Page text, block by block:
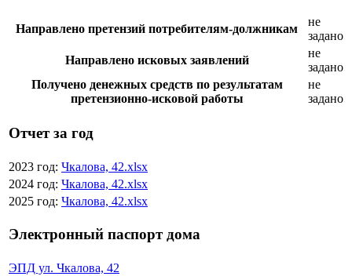
Направлено претензий потребителям-должникам
не
задано
Направлено исковых заявлений
не
задано
Получено денежных средств по результатам
претензионно-исковой работы
не
задано
Отчет за год
2023 год: Чкалова, 42.xlsx
2024 год: Чкалова, 42.xlsx
2025 год: Чкалова, 42.xlsx
Электронный паспорт дома
ЭПД ул. Чкалова, 42